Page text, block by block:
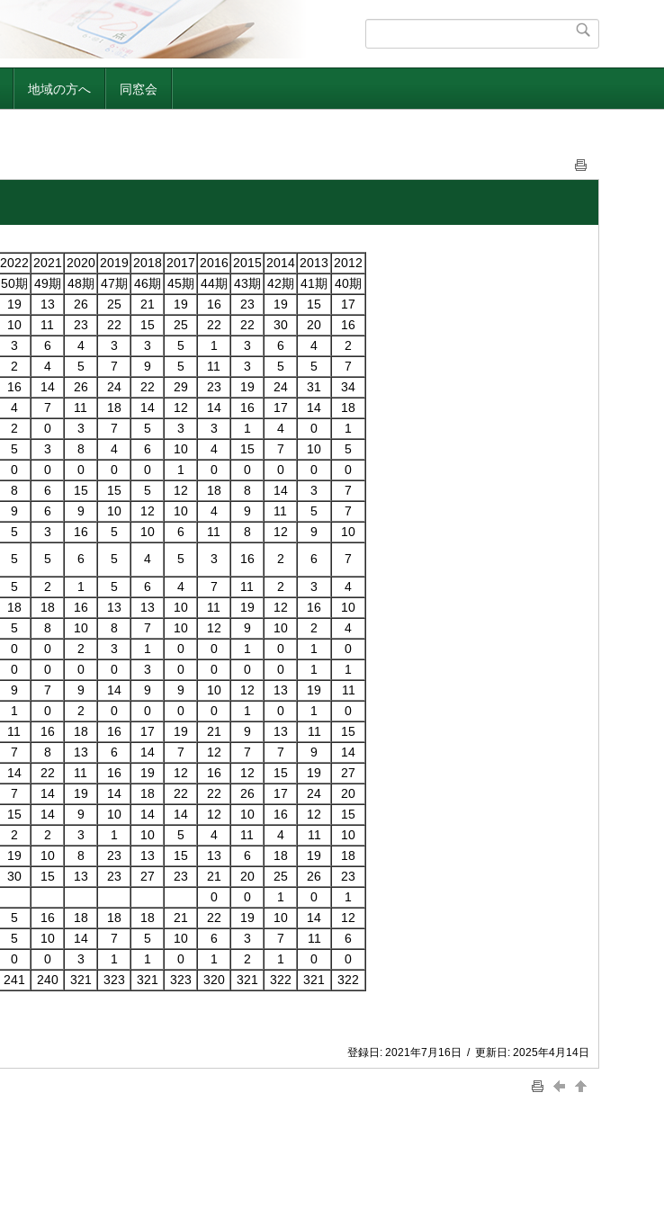
地域の方へ 同窓会
2022 2021 2020 2019 2018 2017 2016 2015 2014 2013 2012
50期 49期 48期 47期 46期 45期 44期 43期 42期 41期 40期
19 13 26 25 21 19 16 23 19 15
17
10 11 23 22 15 25 22 22 30 20
16
3 6 4 3 3 5 1 3 6 4
2
2 4 5 7 9 5 11 3 5 5
7
16 14 26 24 22 29 23 19 24 31
34
4 7 11 18 14 12 14 16 17 14
18
2 0 3 7 5 3 3 1 4 0
1
5 3 8 4 6 10 4 15 7 10 5
0 0 0 0 0 1 0 0 0 0
0
8 6 15 15 5 12 18 8 14 3
7
9 6 9 10 12 10 4 9 11 5
7
5 3 16 5 10 6 11 8 12 9
10
5 5 6 5 4 5 3 16 2 6
7
5 2 1 5 6 4 7 11 2 3
4
18 18 16 13 13 10 11 19 12 16
10
5 8 10 8 7 10 12 9 10 2
4
0 0 2 3 1 0 0 1 0 1
0
0 0 0 0 3 0 0 0 0 1 1
9 7 9 14 9 9 10 12 13 19
11
1 0 2 0 0 0 0 1 0 1
0
11 16 18 16 17 19 21 9 13 11
15
7 8 13 6 14 7 12 7 7 9
14
14 22 11 16 19 12 16 12 15 19
27
7 14 19 14 18 22 22 26 17 24
20
15 14 9 10 14 14 12 10 16 12
15
2 2 3 1 10 5 4 11 4 11
10
19 10 8 23 13 15 13 6 18 19
18
30 15 13 23 27 23 21 20 25 26
23
0 0 1 0
1
5 16 18 18 18 21 22 19 10 14
12
5 10 14 7 5 10 6 3 7 11
6
0 0 3 1 1 0 1 2 1 0
0
241 240 321 323 321 323 320 321 322 321 322
登録日: 2021年7月16日 / 更新日: 2025年4月14日